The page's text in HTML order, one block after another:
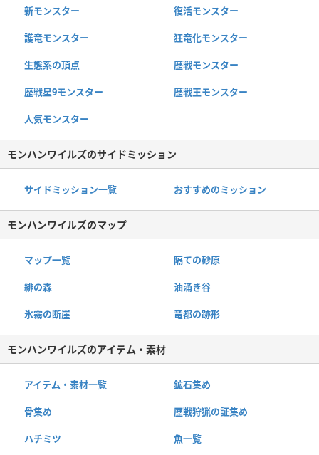
新モンスター 復活モンスター
護竜モンスター 狂竜化モンスター
生態系の頂点 歴戦モンスター
歴戦星9モンスター 歴戦王モンスター
人気モンスター
モンハンワイルズのサイドミッション
サイドミッション一覧 おすすめのミッション
モンハンワイルズのマップ
マップ一覧 隔ての砂原
緋の森 油涌き谷
氷霧の断崖 竜都の跡形
モンハンワイルズのアイテム・素材
アイテム・素材一覧 鉱石集め
骨集め 歴戦狩猟の証集め
ハチミツ 魚一覧